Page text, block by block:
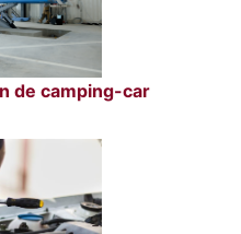
de camping-car